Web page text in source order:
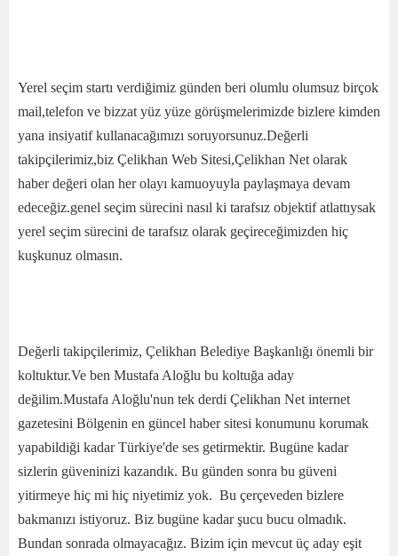
Yerel seçim startı verdiğimiz günden beri olumlu olumsuz birçok
mail,telefon ve bizzat yüz yüze görüşmelerimizde bizlere kimden
yana insiyatif kullanacağımızı soruyorsunuz.Değerli
takipçilerimiz,biz Çelikhan Web Sitesi,Çelikhan Net olarak
haber değeri olan her olayı kamuoyuyla paylaşmaya devam
edeceğiz.genel seçim sürecini nasıl ki tarafsız objektif atlattıysak
yerel seçim sürecini de tarafsız olarak geçireceğimizden hiç
kuşkunuz olmasın.
Değerli takipçilerimiz, Çelikhan Belediye Başkanlığı önemli bir
koltuktur.Ve ben Mustafa Aloğlu bu koltuğa aday
değilim.Mustafa Aloğlu'nun tek derdi Çelikhan Net internet
gazetesini Bölgenin en güncel haber sitesi konumunu korumak
yapabildiği kadar Türkiye'de ses getirmektir. Bugüne kadar
sizlerin güveninizi kazandık. Bu günden sonra bu güveni
yitirmeye hiç mi hiç niyetimiz yok. Bu çerçeveden bizlere
bakmanızı istiyoruz. Biz bugüne kadar şucu bucu olmadık.
Bundan sonrada olmayacağız. Bizim için mevcut üç aday eşit